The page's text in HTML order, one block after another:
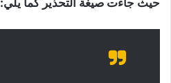
حيث جاءت صيغة التحذير كما يلي: